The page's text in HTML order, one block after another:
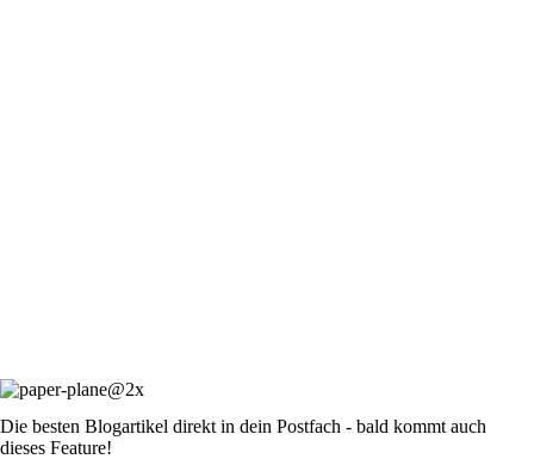
Die besten Blogartikel direkt in dein Postfach - bald kommt auch
dieses Feature!